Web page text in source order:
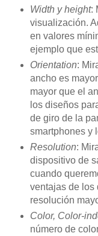
Width y height:
visualización.
en valores
ejemplo que
Orientation:
ancho es
mayor que el
los diseños
de giro de la
smartphones y
Resolution:
dispositivo de
cuando
ventajas de los
resolución
Color, Color-
número de